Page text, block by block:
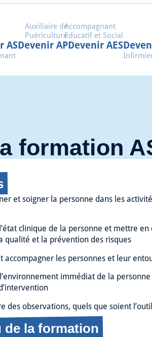
ASDevenir AP
Auxiliaire de
Puériculture
Devenir AES
Accompagnant
Educatif et Social
formation
et soigner la personne dans les
clinique de la personne et mettre
qualité et la prévention des risques
accompagner les personnes et leur
immédiat de la
des observations, quels que soient
de la formation